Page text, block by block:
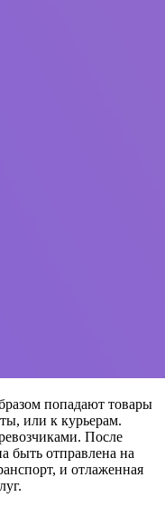
попадают товары
или к курьерам.
После
быть отправлена на
и отлаженная